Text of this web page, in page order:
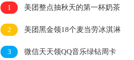
1 美团整点抽秋天的第一杯奶茶
2 美团黑金领18个麦当劳冰淇淋
3 微信天天领QQ音乐绿钻周卡